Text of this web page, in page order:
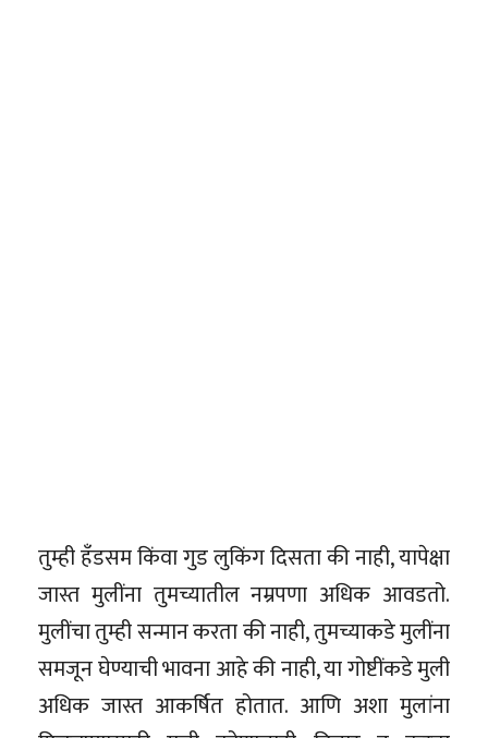
तुम्ही हँडसम किंवा गुड लुकिंग दिसता की नाही, यापेक्षा
जास्त मुलींना तुमच्यातील नम्रपणा अधिक आवडतो.
मुलींचा तुम्ही सन्मान करता की नाही, तुमच्याकडे मुलींना
समजून घेण्याची भावना आहे की नाही, या गोष्टींकडे मुली
अधिक जास्त आकर्षित होतात. आणि अशा मुलांना